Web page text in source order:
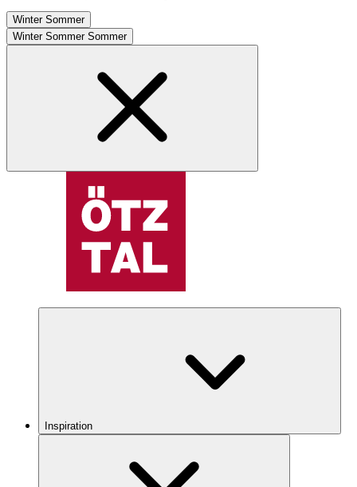
Winter Sommer
Winter Sommer Sommer
Inspiration